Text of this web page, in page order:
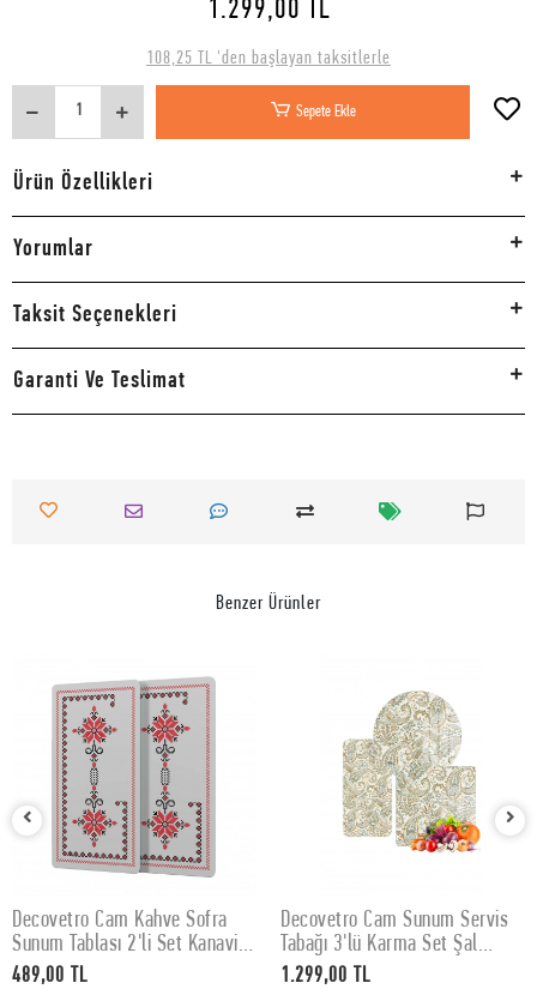
1.299,00 TL
108,25 TL 'den başlayan taksitlerle
Sepete Ekle
Ürün Özellikleri
Yorumlar
Taksit Seçenekleri
Garanti Ve Teslimat
Benzer Ürünler
SEPETE EKLE
Decovetro Cam Kahve Sofra
Sunum Tablası 2'li Set Kanaviçe
Desenli 30 x 15 cm
489,00 TL
SEPETE EKLE
Decovetro Cam Sunum Servis
Tabağı 3'lü Karma Set Şal
Desenli
1.299,00 TL